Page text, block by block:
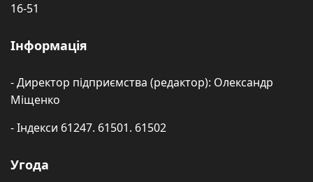
16-51
Інформація
- Директор підприємства (редактор): Олександр
Міщенко
- Індекси 61247. 61501. 61502
Угода